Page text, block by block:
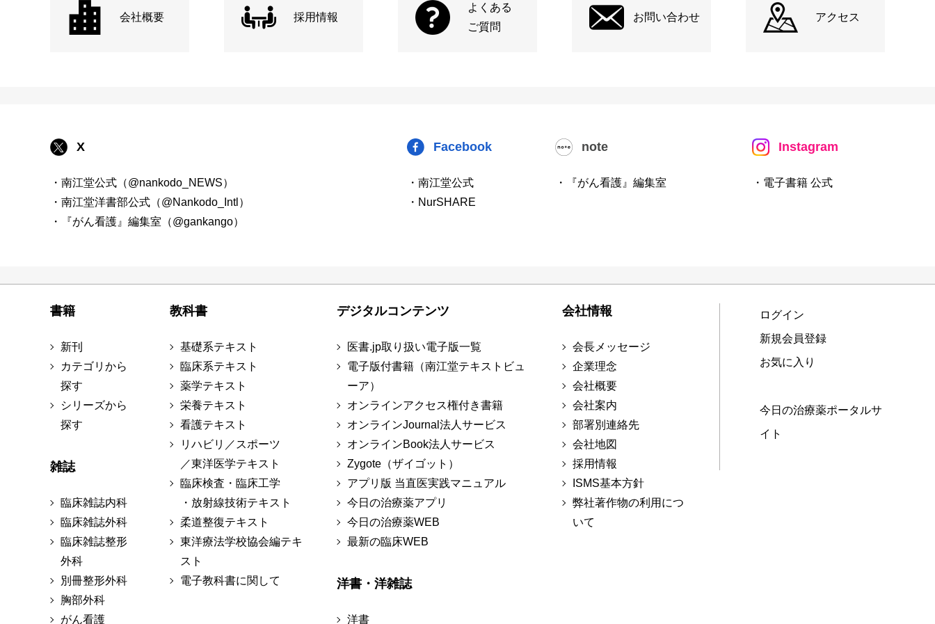
会社概要 採用情報
よくある
ご質問
お問い合わせ アクセス
X
・南江堂公式（@nankodo_NEWS）
・南江堂洋書部公式（@Nankodo_Intl）
・『がん看護』編集室（@gankango）
Facebook
・南江堂公式
・NurSHARE
note
・『がん看護』編集室
Instagram
・電子書籍 公式
書籍
新刊
カテゴリから
探す
シリーズから
探す
雑誌
臨床雑誌内科
臨床雑誌外科
臨床雑誌整形
外科
別冊整形外科
胸部外科
がん看護
教科書
基礎系テキスト
臨床系テキスト
薬学テキスト
栄養テキスト
看護テキスト
リハビリ／スポーツ
／東洋医学テキスト
臨床検査・臨床工学
・放射線技術テキスト
柔道整復テキスト
東洋療法学校協会編テキ
スト
電子教科書に関して
デジタルコンテンツ
医書.jp取り扱い電子版一覧
電子版付書籍（南江堂テキストビュ
ーア）
オンラインアクセス権付き書籍
オンラインJournal法人サービス
オンラインBook法人サービス
Zygote（ザイゴット）
アプリ版 当直医実践マニュアル
今日の治療薬アプリ
今日の治療薬WEB
最新の臨床WEB
洋書・洋雑誌
洋書
会社情報
会長メッセージ
企業理念
会社概要
会社案内
部署別連絡先
会社地図
採用情報
ISMS基本方針
弊社著作物の利用につ
いて
ログイン
新規会員登録
お気に入り
今日の治療薬ポータルサ
イト